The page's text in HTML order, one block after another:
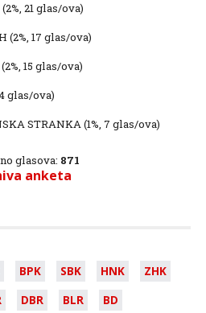
(2%, 21 glas/ova)
(2%, 17 glas/ova)
(2%, 15 glas/ova)
glas/ova)
STRANKA(1%, 7 glas/ova)
glasova: 871
anketa
BPK SBK HNK
ZHK
DBR BLR BD